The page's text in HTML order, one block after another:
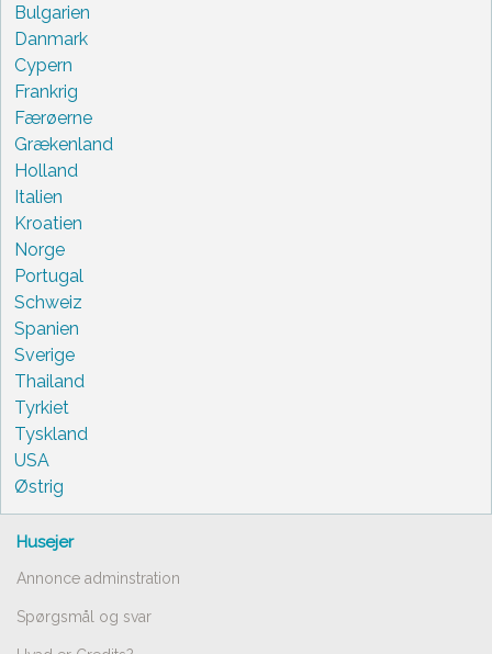
Bulgarien
Danmark
Cypern
Frankrig
Færøerne
Grækenland
Holland
Italien
Kroatien
Norge
Portugal
Schweiz
Spanien
Sverige
Thailand
Tyrkiet
Tyskland
USA
Østrig
Husejer
Annonce adminstration
Spørgsmål og svar